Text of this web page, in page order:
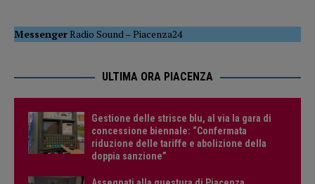
MessengerRadio Sound –Piacenza24
ULTIMA ORA PIACENZA
Gestione delle strisce blu, al via la gara di
concessione biennale: “Confermata
riduzione delle tariffe e abolizione della
doppia sanzione”